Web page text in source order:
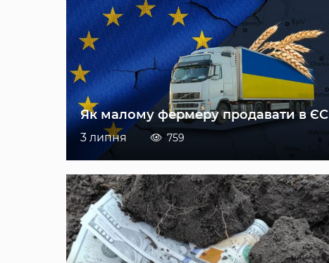
Як малому фермеру продавати в ЄС
3 липня 759